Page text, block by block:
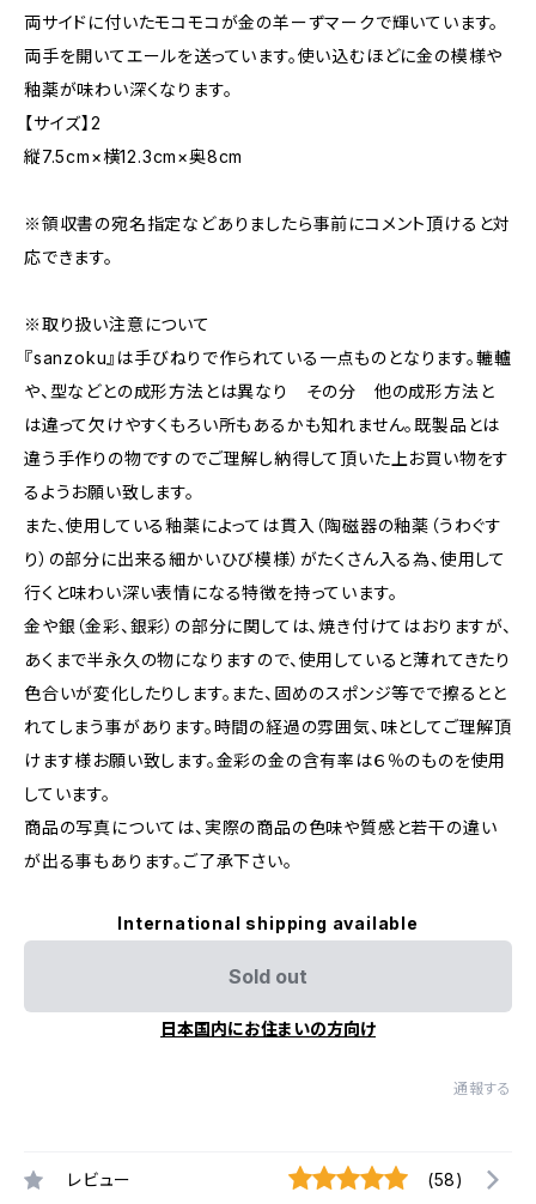
両サイドに付いたモコモコが金の羊ーずマークで輝いています。
両手を開いてエールを送っています。使い込むほどに金の模様や
釉薬が味わい深くなります。
【サイズ】2
縦7.5cm×横12.3cm×奥8cm
※領収書の宛名指定などありましたら事前にコメント頂けると対
応できます。
※取り扱い注意について
『sanzoku』は手びねりで作られている一点ものとなります。轆轤
や、型などとの成形方法とは異なり その分 他の成形方法と
は違って欠けやすくもろい所もあるかも知れません。既製品とは
違う手作りの物ですのでご理解し納得して頂いた上お買い物をす
るようお願い致します。
また、使用している釉薬によっては貫入（陶磁器の釉薬（うわぐす
り）の部分に出来る細かいひび模様）がたくさん入る為、使用して
行くと味わい深い表情になる特徴を持っています。
金や銀（金彩、銀彩）の部分に関しては、焼き付けてはおりますが、
あくまで半永久の物になりますので、使用していると薄れてきたり
色合いが変化したりします。また、固めのスポンジ等でで擦るとと
れてしまう事があります。時間の経過の雰囲気、味としてご理解頂
けます様お願い致します。金彩の金の含有率は６％のものを使用
しています。
商品の写真については、実際の商品の色味や質感と若干の違い
が出る事もあります。ご了承下さい。
International shipping available
Sold out
日本国内にお住まいの方向け
通報する
レビュー (58)